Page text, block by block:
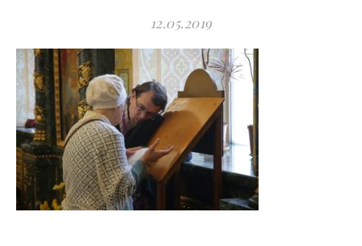
12.05.2019